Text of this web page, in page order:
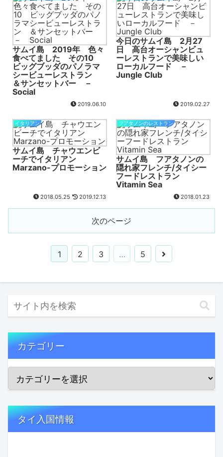
サムイ島 2019年 色々
食べてました その10
ビッグブッダのパノラマ
シービューレストラン
＆サンセットバー －
Social
2019.06.10
今日のサムイ島 2月27
日 高台オーシャンビュ
ーレストランで美味しい
ローカルフード －
Jungle Club
2019.02.27
イタリアン
サムイ島 チャウエンビ
ーチでイタリアン
Marzano-プロモーション
2018.05.25 2019.12.13
フアタノンのレストラン
サムイ島 フアタノンの
隠れ家フレンチ/タイシー
フードレストラン
Vitamin Sea
2018.01.23
次のページ
1 2 3 … 5
カテゴリー
タイ入国情報